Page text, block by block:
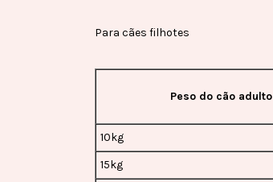
Para cães filhotes
Peso do cão adulto
10kg
15kg